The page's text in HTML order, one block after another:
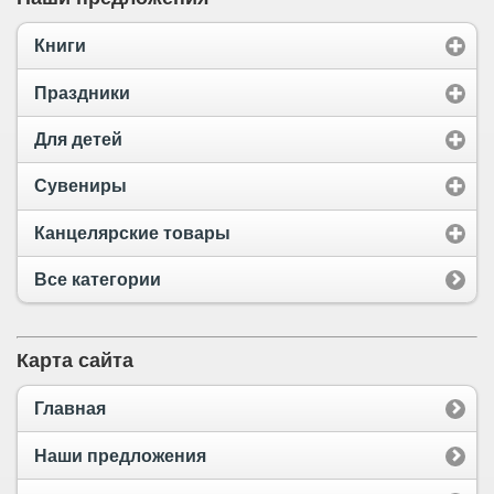
Книги
Праздники
Для детей
Сувениры
Канцелярские товары
Все категории
Карта сайта
Главная
Наши предложения